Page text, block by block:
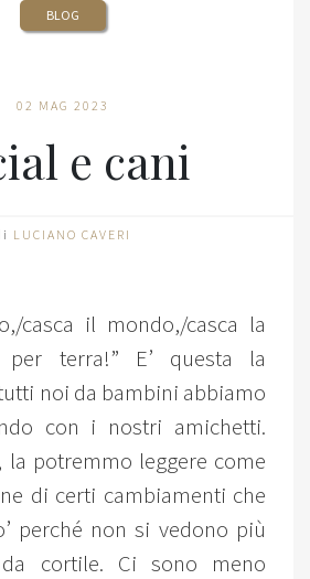
BLOG
02 MAG 2023
e cani
LUCIANO CAVERI
casca il mondo,/casca la
terra!” E’ questa la
noi da bambini abbiamo
con i nostri amichetti.
la potremmo leggere come
di certi cambiamenti che
perché non si vedono più
cortile. Ci sono meno